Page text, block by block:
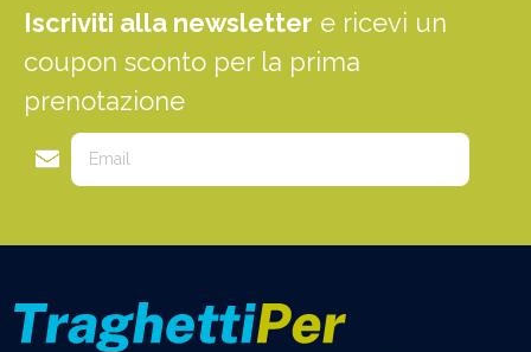
Iscriviti alla newsletter e ricevi un
coupon sconto per la prima
prenotazione